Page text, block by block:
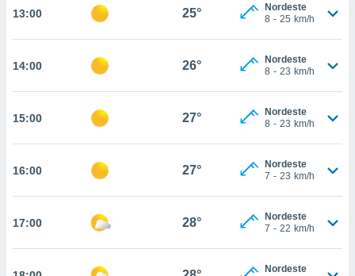
o
Pode
ao
13:00 25°
Nordeste
8 - 25 km/h
14:00 26°
Nordeste
8 - 23 km/h
15:00 27°
Nordeste
8 - 23 km/h
16:00 27°
Nordeste
7 - 23 km/h
17:00 28°
Nordeste
7 - 22 km/h
Nordeste